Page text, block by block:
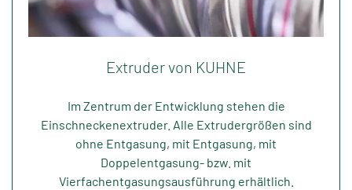
Extruder von KUHNE
Im Zentrum der Entwicklung stehen die
Einschneckenextruder. Alle Extrudergrößen sind
ohne Entgasung, mit Entgasung, mit
Doppelentgasung- bzw. mit
Vierfachentgasungsausführung erhältlich.